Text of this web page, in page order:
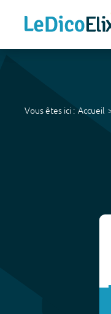
Vous êtes ici : Accueil